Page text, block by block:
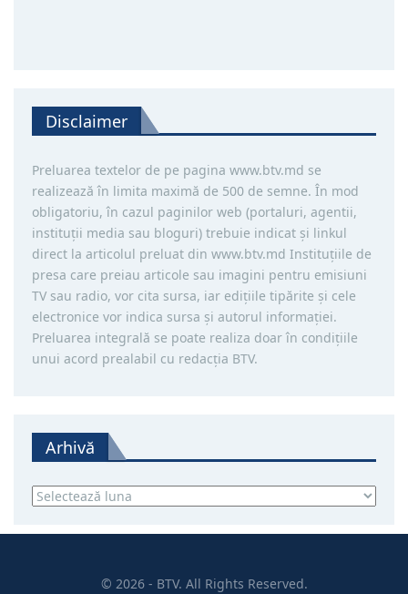
Disclaimer
Preluarea textelor de pe pagina www.btv.md se
realizează în limita maximă de 500 de semne. În mod
obligatoriu, în cazul paginilor web (portaluri, agentii,
instituţii media sau bloguri) trebuie indicat şi linkul
direct la articolul preluat din www.btv.md Instituţiile de
presa care preiau articole sau imagini pentru emisiuni
TV sau radio, vor cita sursa, iar ediţiile tipărite și cele
electronice vor indica sursa şi autorul informaţiei.
Preluarea integrală se poate realiza doar în condiţiile
unui acord prealabil cu redacţia BTV.
Arhivă
Arhivă
© 2026 - BTV. All Rights Reserved.